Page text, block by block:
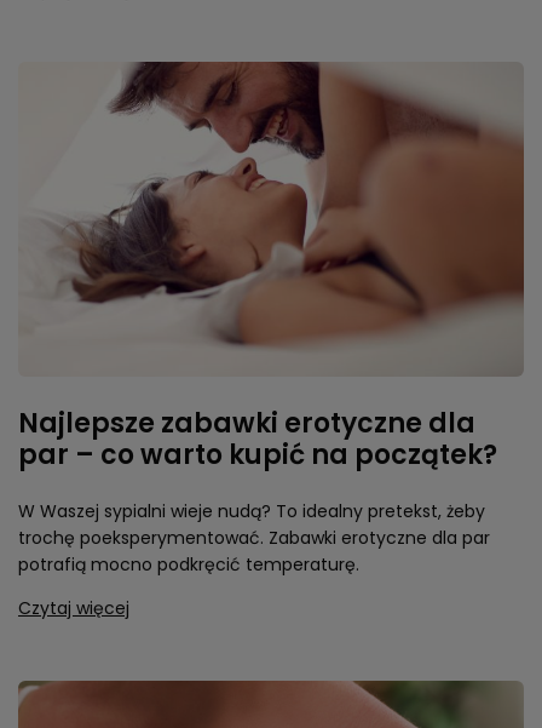
Najlepsze zabawki erotyczne dla
par – co warto kupić na początek?
W Waszej sypialni wieje nudą? To idealny pretekst, żeby
trochę poeksperymentować. Zabawki erotyczne dla par
potrafią mocno podkręcić temperaturę.
Czytaj więcej